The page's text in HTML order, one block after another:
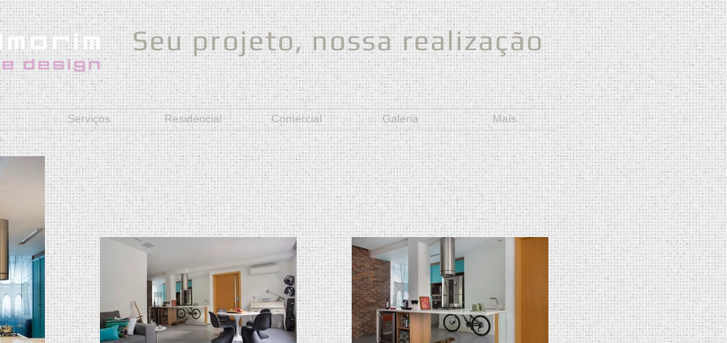
Seu projeto, nossa realização
Serviços Residencial Comercial Galeria Mais